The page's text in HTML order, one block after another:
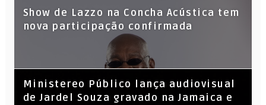
Show de Lazzo na Concha Acústica tem
nova participação confirmada
​Ministereo Público lança audiovisual
de Jardel Souza gravado na Jamaica e